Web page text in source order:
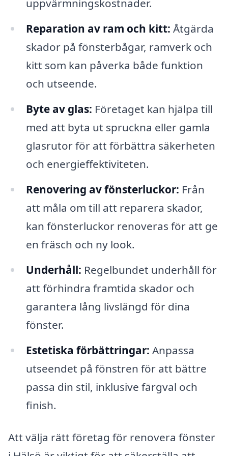
uppvärmningskostnader.
Reparation av ram och kitt: Åtgärda
skador på fönsterbågar, ramverk och
kitt som kan påverka både funktion
och utseende.
Byte av glas: Företaget kan hjälpa till
med att byta ut spruckna eller gamla
glasrutor för att förbättra säkerheten
och energieffektiviteten.
Renovering av fönsterluckor: Från
att måla om till att reparera skador,
kan fönsterluckor renoveras för att ge
en fräsch och ny look.
Underhåll: Regelbundet underhåll för
att förhindra framtida skador och
garantera lång livslängd för dina
fönster.
Estetiska förbättringar: Anpassa
utseendet på fönstren för att bättre
passa din stil, inklusive färgval och
finish.
Att välja rätt företag för renovera fönster